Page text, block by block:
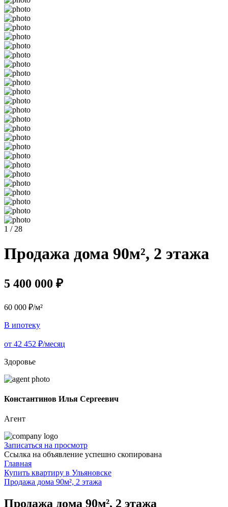
1 / 28
Продажа дома 90м², 2 этажа
5 400 000 ₽
60 000 ₽/м²
В ипотеку
от 42 452 ₽/месяц
Здоровье
Константинов Илья Сергеевич
Агент
Записаться на просмотр
Ссылка на объявление успешно скопирована
Главная
Купить квартиру в Ульяновске
Продажа дома 90м², 2 этажа
Продажа дома 90м², 2 этажа